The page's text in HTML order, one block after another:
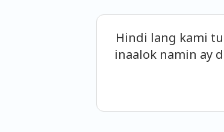
Hindi lang kami
inaalok namin ay